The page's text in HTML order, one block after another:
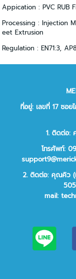
Appication : PVC RUB
Processing : Injection
eet Extrusion
Regulation : EN71:3,
ที่อยู่: เลขที่ 17 ซอย
1. ติดต่อ:
โทรศัพท์:
2.ติดต่อ: คุณคิว (
mail: